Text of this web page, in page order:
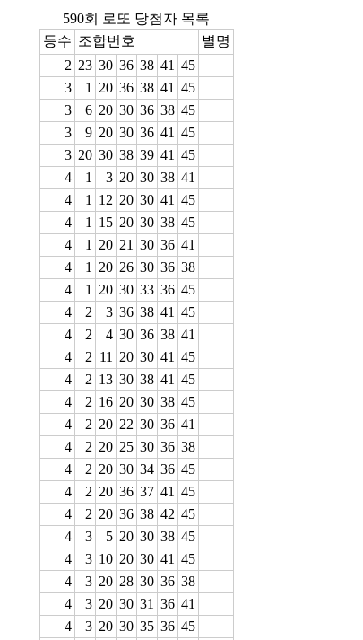
590회 로또 당첨자 목록
등수 조합번호
별명
2 23 30 36 38 41 45
3
1 20 36 38 41 45
3
6 20 30 36 38 45
3
9 20 30 36 41 45
3 20 30 38 39 41 45
4
1 3 20 30 38 41
4
1 12 20 30 41 45
4
1 15 20 30 38 45
4
1 20 21 30 36 41
4
1 20 26 30 36 38
4
1 20 30 33 36 45
4
2 3 36 38 41 45
4
2 4 30 36 38 41
4
2 11 20 30 41 45
4
2 13 30 38 41 45
4
2 16 20 30 38 45
4
2 20 22 30 36 41
4
2 20 25 30 36 38
4
2 20 30 34 36 45
4
2 20 36 37 41 45
4
2 20 36 38 42 45
4
3 5 20 30 38 45
4
3 10 20 30 41 45
4
3 20 28 30 36 38
4
3 20 30 31 36 41
4
3 20 30 35 36 45